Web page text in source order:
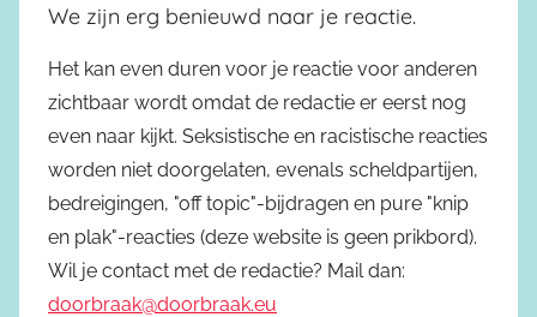
We zijn erg benieuwd naar je reactie.
Het kan even duren voor je reactie voor anderen
zichtbaar wordt omdat de redactie er eerst nog
even naar kijkt. Seksistische en racistische reacties
worden niet doorgelaten, evenals scheldpartijen,
bedreigingen, "off topic"-bijdragen en pure "knip
en plak"-reacties (deze website is geen prikbord).
Wil je contact met de redactie? Mail dan:
doorbraak@doorbraak.eu